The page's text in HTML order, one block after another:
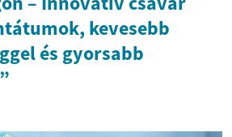
kevesebb
és gyorsabb